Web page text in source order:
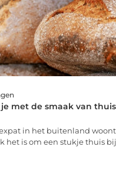
met de smaak van
in het buitenland
het is om een stukje thuis bij